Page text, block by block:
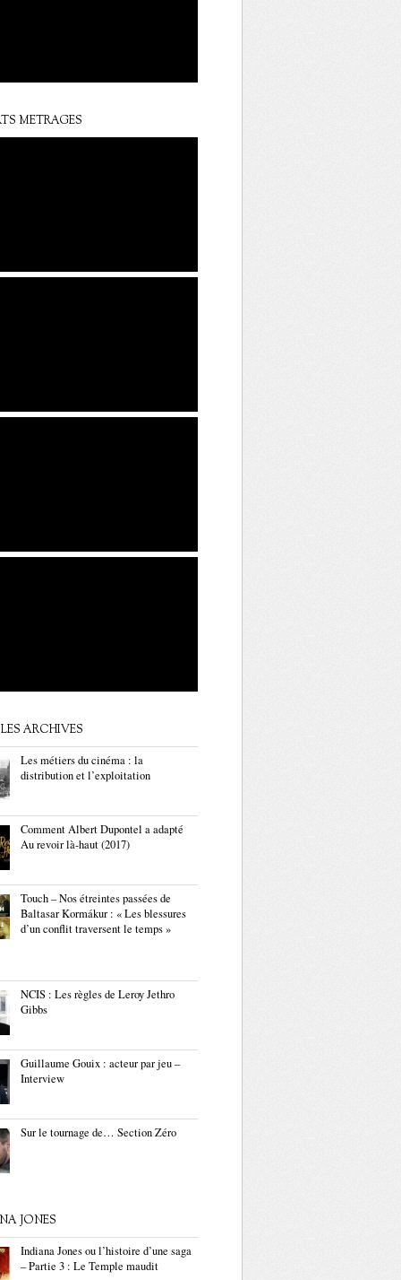
METRAGES
ARCHIVES
Les métiers du cinéma : la
distribution et l’exploitation
Comment Albert Dupontel a adapté
Au revoir là-haut (2017)
Touch – Nos étreintes passées de
Baltasar Kormákur : « Les blessures
d’un conflit traversent le temps »
NCIS : Les règles de Leroy Jethro
Gibbs
Guillaume Gouix : acteur par jeu –
Interview
Sur le tournage de… Section Zéro
JONES
Indiana Jones ou l’histoire d’une saga
– Partie 3 : Le Temple maudit